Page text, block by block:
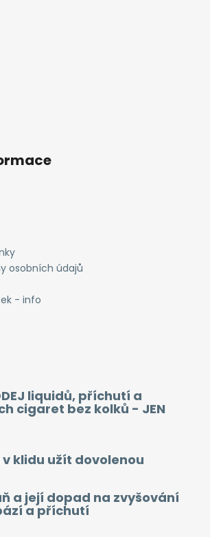
osobních údajů
- info
liquidů, příchutí a
cigaret bez kolků - JEN
v klidu užít dovolenou
a její dopad na zvyšování
a příchutí